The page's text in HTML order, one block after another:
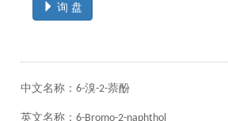
询 盘
中文名称 ：6-溴-2-萘酚
英文名称 ：6-Bromo-2-naphthol